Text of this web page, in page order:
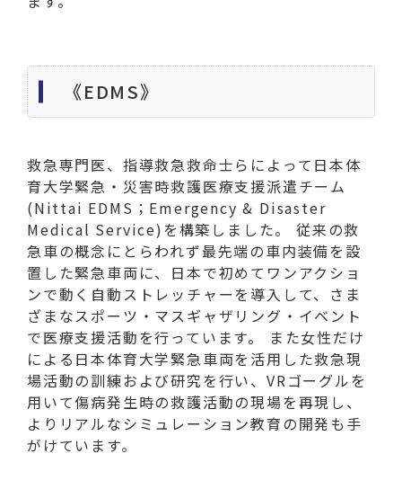
《EDMS》
救急専門医、指導救急救命士らによって日本体
育大学緊急・災害時救護医療支援派遣チーム
(Nittai EDMS；Emergency & Disaster
Medical Service)を構築しました。 従来の救
急車の概念にとらわれず最先端の車内装備を設
置した緊急車両に、日本で初めてワンアクショ
ンで動く自動ストレッチャーを導入して、さま
ざまなスポーツ・マスギャザリング・イベント
で医療支援活動を行っています。 また女性だけ
による日本体育大学緊急車両を活用した救急現
場活動の訓練および研究を行い、VRゴーグルを
用いて傷病発生時の救護活動の現場を再現し、
よりリアルなシミュレーション教育の開発も手
がけています。